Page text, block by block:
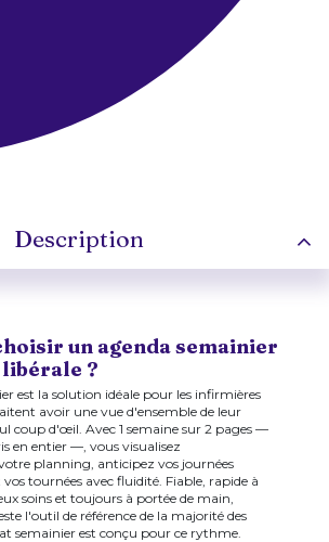
Description
un agenda semainier
?
est la solution idéale pour les infirmières
avoir une vue d'ensemble de leur
coup d'œil. Avec 1 semaine sur 2 pages —
en entier —, vous visualisez
planning, anticipez vos journées
tournées avec fluidité. Fiable, rapide à
soins et toujours à portée de main,
l'outil de référence de la majorité des
semainier est conçu pour ce rythme.